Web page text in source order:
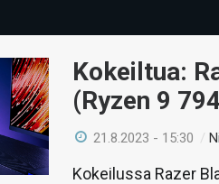
Kokeiltua:
(Ryzen 9
21.8.2023 - 15:30 /
Kokeilussa Razer